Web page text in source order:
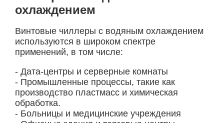
охлаждением
Винтовые чиллеры с водяным охлаждением
используются в широком спектре
применений, в том числе:
- Дата-центры и серверные комнаты
- Промышленные процессы, такие как
производство пластмасс и химическая
обработка.
- Больницы и медицинские учреждения